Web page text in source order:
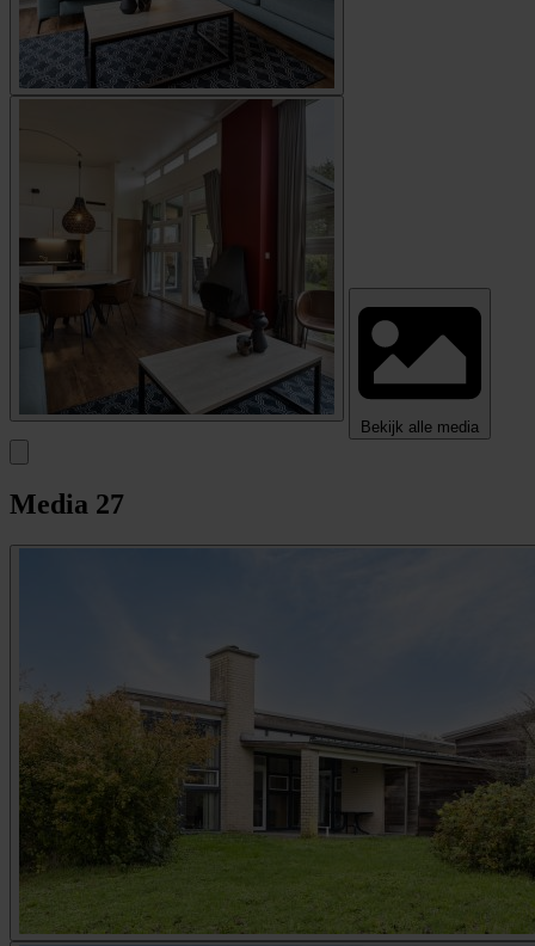
Bekijk alle media
Media 27